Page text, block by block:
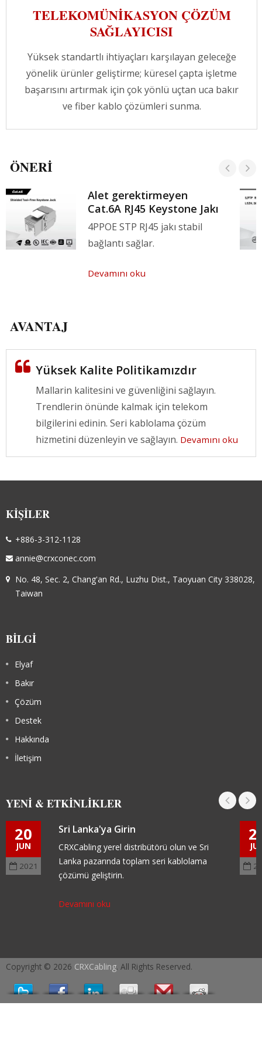
yanınızdadır.
TELEKOMÜNIKASYON ÇÖZÜM
SAĞLAYICISI
Yüksek standartlı ihtiyaçları karşılayan geleceğe
yönelik ürünler geliştirme; küresel çapta işletme
başarısını artırmak için çok yönlü uçtan uca bakır
ve fiber kablo çözümleri sunma.
ÖNERI
Alet gerektirmeyen
Cat.6A RJ45 Keystone Jakı
4PPOE STP RJ45 jakı stabil
bağlantı sağlar.
Devamını oku
AVANTAJ
Yüksek Kalite Politikamızdır
Mallarin kalitesini ve güvenliğini sağlayın.
Trendlerin önünde kalmak için telekom
bilgilerini edinin. Seri kablolama çözüm
hizmetini düzenleyin ve sağlayın. Devamını oku
KIŞILER
+886-3-312-1128
annie@crxconec.com
No. 48, Sec. 2, Chang'an Rd., Luzhu Dist., Taoyuan City 338028,
Taiwan
BILGI
Elyaf
Bakır
Çözüm
Destek
Hakkında
İletişim
YENI & ETKINLIKLER
20
JUN
2021
Sri Lanka'ya Girin
CRXCabling yerel distribütörü olun ve Sri
Lanka pazarında toplam seri kablolama
çözümü geliştirin.
Devamını oku
Copyright © 2026 CRXCabling. All Rights Reserved.